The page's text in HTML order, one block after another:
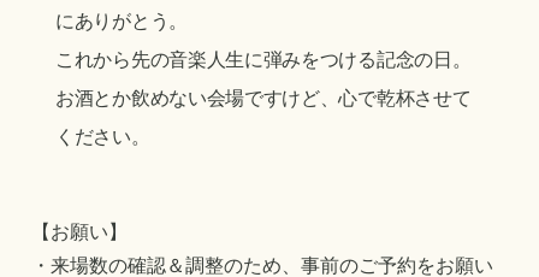
にありがとう。
これから先の音楽人生に弾みをつける記念の日。
お酒とか飲めない会場ですけど、心で乾杯させて
ください。
【お願い】
・来場数の確認＆調整のため、事前のご予約をお願い